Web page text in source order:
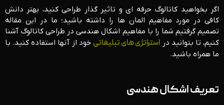
اگر بخواهید کاتالوگ حرفه ای و تاثیر گذار طراحی کنید، بهتر دانش
کافی در مورد مفاهیم المان ها را داشته باشید؛ ما در این مقاله
تصمیم گرفتیم شما را با مفاهیم اشکال هندسی در طراحی کاتالوگ آشنا
کنیم، تا بتوانید در استراتژی های تبلیغاتی خود از آنها استفاده کنید. با
ما همراه باشید.
تعریف اشکال هندسی